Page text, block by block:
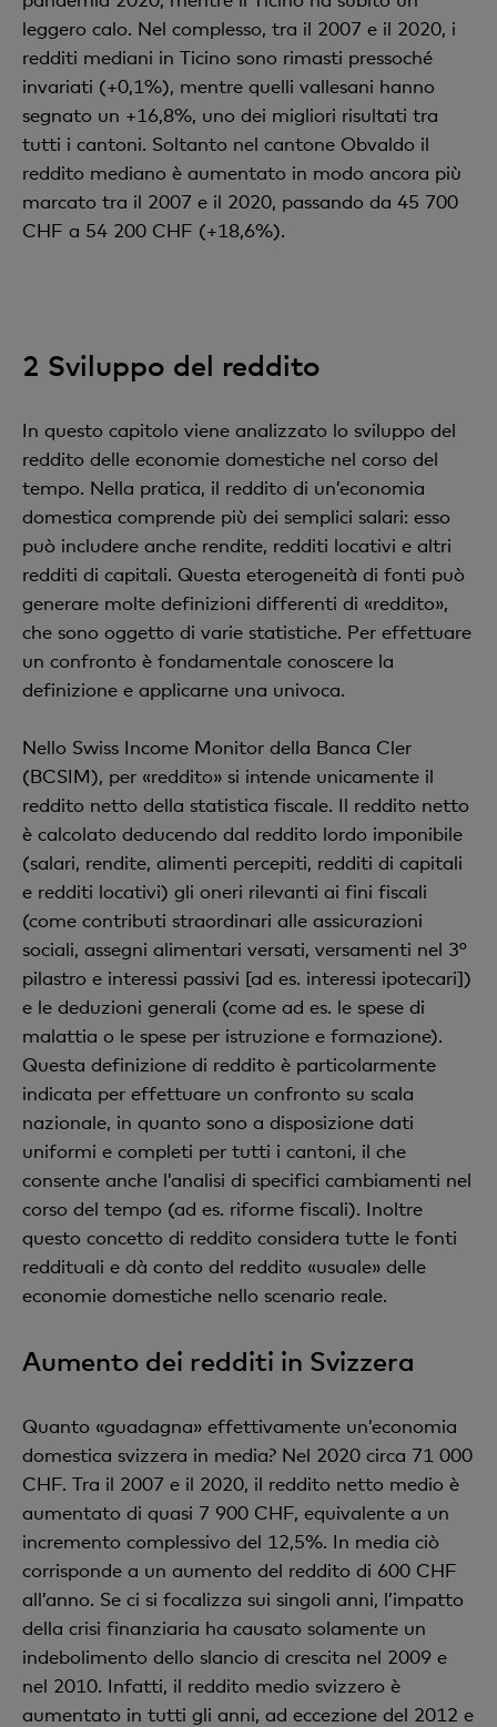
leggero calo. Nel complesso, tra il 2007 e il 2020, i
redditi mediani in Ticino sono rimasti pressoché
invariati (+0,1%), mentre quelli vallesani hanno
segnato un +16,8%, uno dei migliori risultati tra
tutti i cantoni. Soltanto nel cantone Obvaldo il
reddito mediano è aumentato in modo ancora più
marcato tra il 2007 e il 2020, passando da 45 700
CHF a 54 200 CHF (+18,6%).
2 Sviluppo del reddito
In questo capitolo viene analizzato lo sviluppo del
reddito delle economie domestiche nel corso del
tempo. Nella pratica, il reddito di un’economia
domestica comprende più dei semplici salari: esso
può includere anche rendite, redditi locativi e altri
redditi di capitali. Questa eterogeneità di fonti può
generare molte definizioni differenti di «reddito»,
che sono oggetto di varie statistiche. Per effettuare
un confronto è fondamentale conoscere la
definizione e applicarne una univoca.
Nello Swiss Income Monitor della Banca Cler
(BCSIM), per «reddito» si intende unicamente il
reddito netto della statistica fiscale. Il reddito netto
è calcolato deducendo dal reddito lordo imponibile
(salari, rendite, alimenti percepiti, redditi di capitali
e redditi locativi) gli oneri rilevanti ai fini fiscali
(come contributi straordinari alle assicurazioni
sociali, assegni alimentari versati, versamenti nel 3°
pilastro e interessi passivi [ad es. interessi ipotecari])
e le deduzioni generali (come ad es. le spese di
malattia o le spese per istruzione e formazione).
Questa definizione di reddito è particolarmente
indicata per effettuare un confronto su scala
nazionale, in quanto sono a disposizione dati
uniformi e completi per tutti i cantoni, il che
consente anche l’analisi di specifici cambiamenti nel
corso del tempo (ad es. riforme fiscali). Inoltre
questo concetto di reddito considera tutte le fonti
reddituali e dà conto del reddito «usuale» delle
economie domestiche nello scenario reale.
Aumento dei redditi in Svizzera
Quanto «guadagna» effettivamente un’economia
domestica svizzera in media? Nel 2020 circa 71 000
CHF. Tra il 2007 e il 2020, il reddito netto medio è
aumentato di quasi 7 900 CHF, equivalente a un
incremento complessivo del 12,5%. In media ciò
corrisponde a un aumento del reddito di 600 CHF
all’anno. Se ci si focalizza sui singoli anni, l’impatto
della crisi finanziaria ha causato solamente un
indebolimento dello slancio di crescita nel 2009 e
nel 2010. Infatti, il reddito medio svizzero è
aumentato in tutti gli anni, ad eccezione del 2012 e